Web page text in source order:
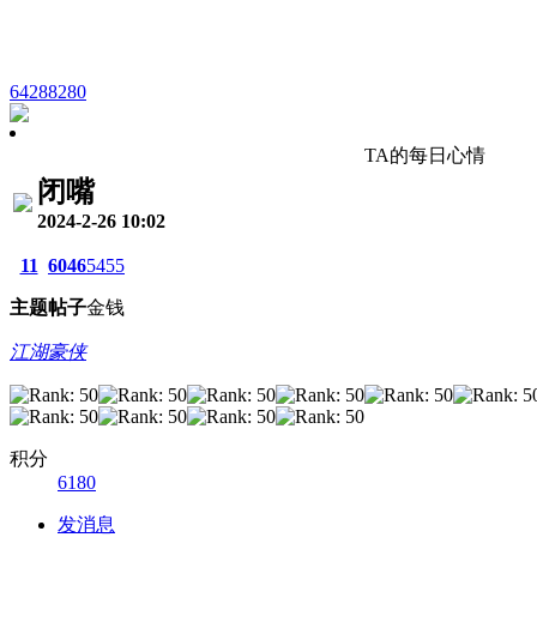
64288280
TA的每日心情
闭嘴
2024-2-26 10:02
11
主题
6046
帖子
5455
金钱
江湖豪侠
积分
6180
发消息